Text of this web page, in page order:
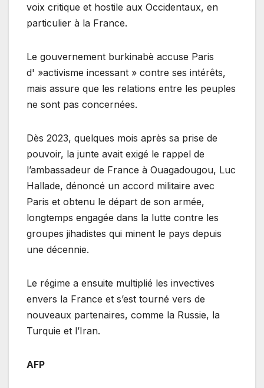
voix critique et hostile aux Occidentaux, en
particulier à la France.
Le gouvernement burkinabè accuse Paris
d' »activisme incessant » contre ses intérêts,
mais assure que les relations entre les peuples
ne sont pas concernées.
Dès 2023, quelques mois après sa prise de
pouvoir, la junte avait exigé le rappel de
l’ambassadeur de France à Ouagadougou, Luc
Hallade, dénoncé un accord militaire avec
Paris et obtenu le départ de son armée,
longtemps engagée dans la lutte contre les
groupes jihadistes qui minent le pays depuis
une décennie.
Le régime a ensuite multiplié les invectives
envers la France et s’est tourné vers de
nouveaux partenaires, comme la Russie, la
Turquie et l’Iran.
AFP